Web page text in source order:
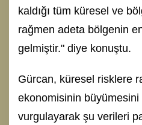
kaldığı tüm küresel ve
rağmen adeta bölgenin
gelmiştir." diye konuştu.
Gürcan, küresel risklere
ekonomisinin
vurgulayarak şu verileri